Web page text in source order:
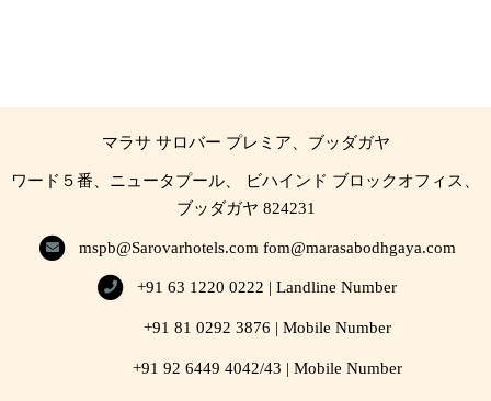
マラサ サロバー プレミア、ブッダガヤ
ワード５番、ニュータプール、 ビハインド ブロックオフィス、
ブッダガヤ 824231
mspb@Sarovarhotels.com fom@marasabodhgaya.com
+91 63 1220 0222 | Landline Number
+91 81 0292 3876 | Mobile Number
+91 92 6449 4042/43 | Mobile Number